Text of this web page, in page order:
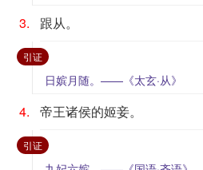
3. 跟从。
引证：
日嫔月随。——《太玄·从》
4. 帝王诸侯的姬妾。
引证：